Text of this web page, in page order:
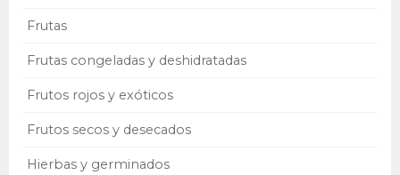
Frutas
Frutas congeladas y deshidratadas
Frutos rojos y exóticos
Frutos secos y desecados
Hierbas y germinados